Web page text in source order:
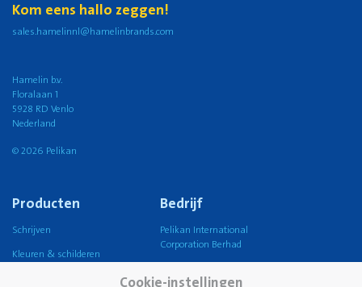
Kom eens hallo zeggen!
sales.hamelinnl@hamelinbrands.com
Hamelin b.v.
Floralaan 1
5928 RD Venlo
Nederland
© 2026 Pelikan
Producten
Schrijven
Kleuren & schilderen
Bedrijf
Pelikan International
Corporation Berhad
Cookie-instellingen